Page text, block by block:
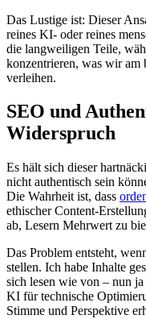
Das Lustige ist: Dieser
reines KI- oder reines
die langweiligen Teile,
konzentrieren, was wir am
verleihen.
SEO und
Widerspruch
Es hält sich dieser
nicht authentisch sein
Die Wahrheit ist, dass
ethischer Content-
ab, Lesern Mehrwert zu
Das Problem entsteht,
stellen. Ich habe Inhalte
sich lesen wie von – nun
KI für technische
Stimme und Perspektive